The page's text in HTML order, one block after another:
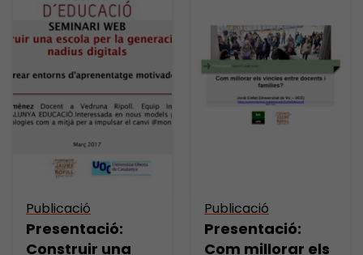
Publicació
Presentació:
Construir una
Publicació
Presentació:
Com millorar els